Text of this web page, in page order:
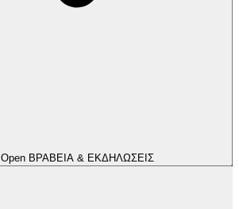
Open ΒΡΑΒΕΙΑ & ΕΚΔΗΛΩΣΕΙΣ